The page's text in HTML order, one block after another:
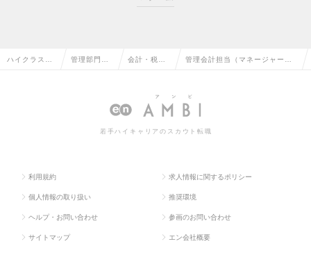
ハイクラス求 管理部門系 会計・税務 管理会計担当（マネージャー候
若手ハイキャリアのスカウト転職
利用規約 求人情報に関するポリシー
個人情報の取り扱い 推奨環境
ヘルプ・お問い合わせ 参画のお問い合わせ
サイトマップ エン会社概要